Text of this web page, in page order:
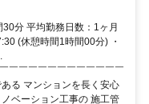
分 平均勤務日数：1ヶ月
(休憩時間1時間00分) ・
￣￣￣￣￣￣￣￣￣￣￣￣
る マンションを長く安心
ベーション工事の 施工管